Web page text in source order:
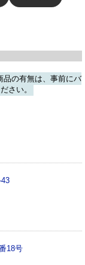
品の有無は、事前にバ
さい。
18号